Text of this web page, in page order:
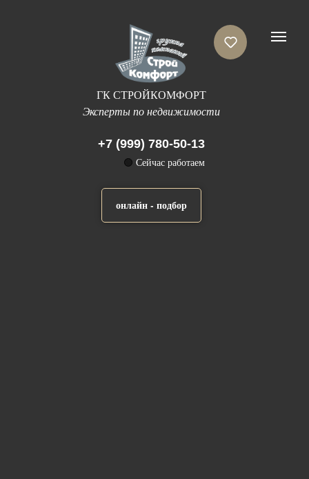
ГК СТРОЙКОМФОРТ
Эксперты по недвижимости
+7 (999) 780-50-13
🟢 Сейчас работаем
онлайн - подбор